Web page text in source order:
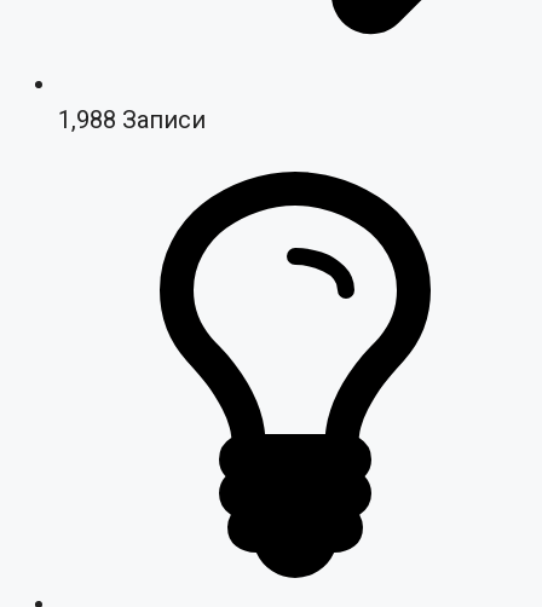
1,988 Записи